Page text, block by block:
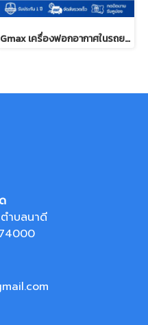
Gmax เครื่องฟอกอากาศในรถยนต์ HEPA H11 รุ่น AP-003
ำบลนาดี